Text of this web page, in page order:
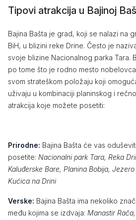
Tipovi atrakcija u Bajinoj
Bajina Bašta je grad, koji se nalazi na
BiH, u blizini reke Drine. Često je
svoje blizine Nacionalnog parka Tara.
po tome što je rodno mesto
svom strateškom položaju koji
uživaju u kombinaciji planinskog i
atrakcija koje možete posetiti:
Prirodne: Bajina Bašta će vas
posetite: Nacionalni park Tara, Reka
Kaluđerske Bare, Planina Bobija,
Kućica na Drini
Verske: Bajina Bašta ima nekoliko
među kojima se izdvaja: Manastir